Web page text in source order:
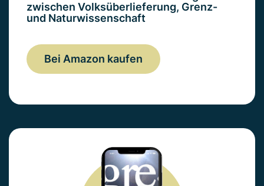
zwischen Volksüberlieferung, Grenz-
und Naturwissenschaft
Bei Amazon kaufen